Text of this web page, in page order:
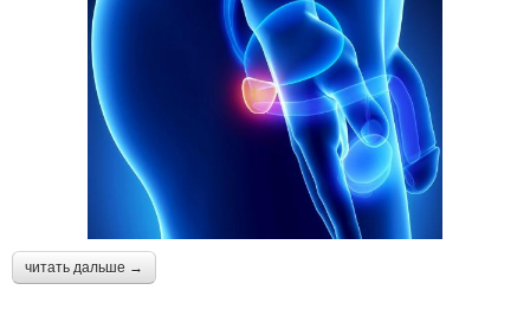
читать дальше →